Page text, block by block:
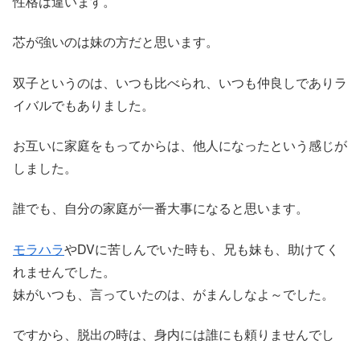
芯が強いのは妹の方だと思います。
双子というのは、いつも比べられ、いつも仲良しでありラ
イバルでもありました。
お互いに家庭をもってからは、他人になったという感じが
しました。
誰でも、自分の家庭が一番大事になると思います。
モラハラやDVに苦しんでいた時も、兄も妹も、助けてく
れませんでした。
妹がいつも、言っていたのは、がまんしなよ～でした。
ですから、脱出の時は、身内には誰にも頼りませんでし